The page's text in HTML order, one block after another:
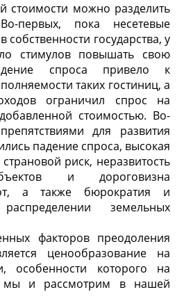
стоимости можно разделить
первых, пока несетевые
собственности государства, у
стимулов повышать свою
спроса привело к
таких гостиниц, а
ограничил спрос на
стоимостью. Во-
для развития
падение спроса, высокая
риск, неразвитость
и дороговизна
а также бюрократия и
земельных
факторов преодоления
ценообразование на
особенности которого на
мы и рассмотрим в нашей